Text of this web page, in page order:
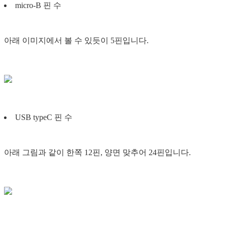
micro-B 핀 수
아래 이미지에서 볼 수 있듯이 5핀입니다.
USB typeC 핀 수
아래 그림과 같이 한쪽 12핀, 양면 맞추어 24핀입니다.